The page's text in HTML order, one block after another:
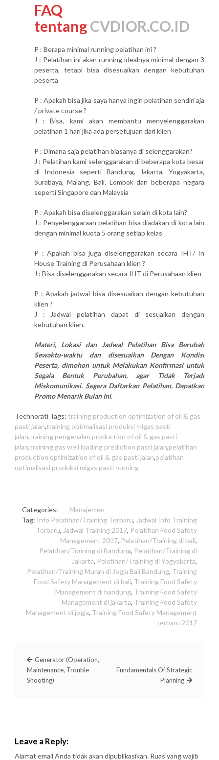
FAQ
tentangCVDIOR.CO.ID
P : Berapa minimal running pelatihan ini ?
J : Pelatihan ini akan running idealnya minimal dengan 3
peserta, tetapi bisa disesuaikan dengan kebutuhan
peserta
P : Apakah bisa jika saya hanya ingin pelatihan sendiri aja
/ private course ?
J : Bisa, kami akan membantu menyelenggarakan
pelatihan 1 hari jika ada persetujuan dari klien
P : Dimana saja pelatihan biasanya di selenggarakan?
J : Pelatihan kami selenggarakan di beberapa kota besar
di Indonesia seperti Bandung, Jakarta, Yogyakarta,
Surabaya, Malang, Bali, Lombok dan beberapa negara
seperti Singapore dan Malaysia
P : Apakah bisa diselenggarakan selain di kota lain?
J : Penyelenggaraan pelatihan bisa diadakan di kota lain
dengan minimal kuota 5 orang setiap kelas
P : Apakah bisa juga diselenggarakan secara IHT/ In
House Training di Perusahaan klien ?
J : Bisa diselenggarakan secara IHT di Perusahaan klien
P : Apakah jadwal bisa disesuaikan dengan kebutuhan
klien ?
J : Jadwal pelatihan dapat di sesuaikan dengan
kebutuhan klien.
Materi, Lokasi dan Jadwal Pelatihan Bisa Berubah
Sewaktu-waktu dan disesuaikan Dengan Kondisi
Peserta, dimohon untuk Melakukan Konfirmasi untuk
Segala Bentuk Perubahan, agar Tidak Terjadi
Miskomunikasi. Segera Daftarkan Pelatihan, Dapatkan
Promo Menarik Bulan Ini.
Technorati Tags: training production optimization of oil & gas
pasti jalan,training optimalisasi produksi migas pasti
jalan,training pengenalan production of oil & gas pasti
jalan,training gas well loading prediction pasti jalan,pelatihan
production optimization of oil & gas pasti jalan,pelatihan
optimalisasi produksi migas pasti running
Categories:
Manajemen
Tag: Info Pelatihan/Training Terbaru, Jadwal Info Training
Terbaru, Jadwal Training 2017, Pelatihan Food Safety
Management 2017, Pelatihan/Training di bali,
Pelatihan/Training di Bandung, Pelatihan/Training di
Jakarta, Pelatihan/Training di Yogyakarta,
Pelatihan/Training Murah di Jogja Bali Bandung, Training
Food Safety Management di bali, Training Food Safety
Management di bandung, Training Food Safety
Management di jakarta, Training Food Safety
Management di jogja, Training Food Safety Management
terbaru 2017
Generator (Operation,
Maintenance, Trouble
Shooting)
Fundamentals Of Strategic
Planning
Leave a Reply:
Alamat email Anda tidak akan dipublikasikan. Ruas yang wajib